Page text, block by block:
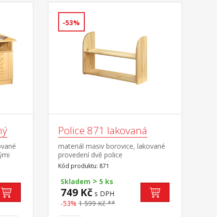
ke
-53%
Police 871 lakovaná
materiál masiv borovice, lakované
provedení dvě police
Kód produktu: 871
Skladem > 5 ks
749 Kč s DPH
-53% 1 599 Kč **